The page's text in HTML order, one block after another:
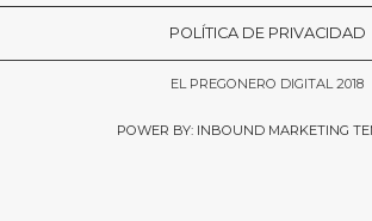
POLÍTICA DE PRIVACIDAD
EL PREGONERO DIGITAL 2018
POWER BY: INBOUND MARKETING